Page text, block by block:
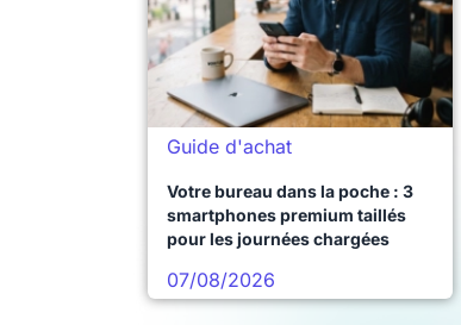
Guide d'achat
Votre bureau dans la poche : 3
smartphones premium taillés
pour les journées chargées
07/08/2026